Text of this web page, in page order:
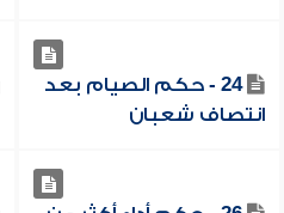
24 - حكم الصيام بعد
انتصاف شعبان